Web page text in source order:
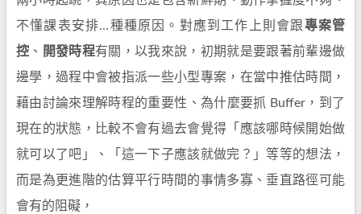
不懂課表安排…種種原因。對應到工作上則會跟專案管
控 、 開發時程有關，以我來說，初期就是要跟著前輩邊做
邊學，過程中會被指派一些小型專案，在當中推估時間，
藉由討論來理解時程的重要性、為什麼要抓 Buffer，到了
現在的狀態，比較不會有過去會覺得「應該哪時候開始做
就可以了吧」、「這一下子應該就做完？」等等的想法，
而是為更進階的估算平行時間的事情多寡、垂直路徑可能
會有的阻礙，